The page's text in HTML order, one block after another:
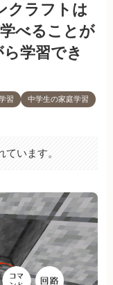
クラフトは
べることが
学習でき
習 中学生の家庭学習
います。